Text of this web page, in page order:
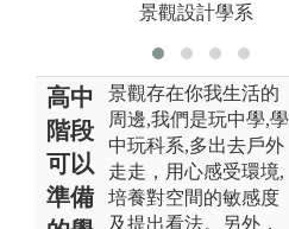
景觀設計學系
高中
階段
可以
準備
景觀存在你我生活的
周邊,我們是玩中學,學
中玩科系,多出去戶外
走走，用心感受環境,
培養對空間的敏感度
及提出看法。另外，